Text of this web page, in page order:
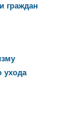
граждан
ухода